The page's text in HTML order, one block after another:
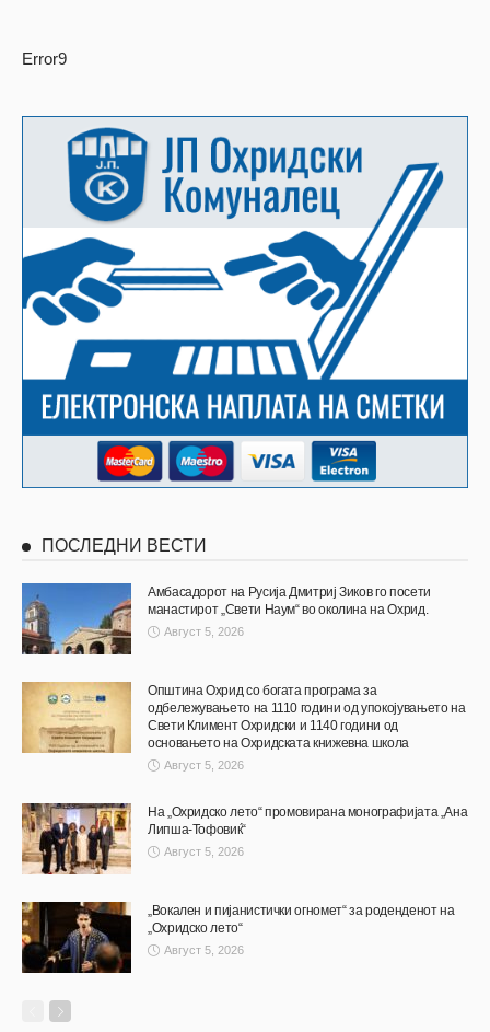
Error9
ПОСЛЕДНИ ВЕСТИ
Амбасадорот на Русија Дмитриј Зиков го посети
манастирот „Свети Наум“ во околина на Охрид.
Август 5, 2026
Општина Охрид со богата програма за
одбележувањето на 1110 години од упокојувањето на
Свети Климент Охридски и 1140 години од
основањето на Охридската книжевна школа
Август 5, 2026
На „Охридско лето“ промовирана монографијата „Ана
Липша-Тофовиќ“
Август 5, 2026
„Вокален и пијанистички огномет“ за роденденот на
„Охридско лето“
Август 5, 2026